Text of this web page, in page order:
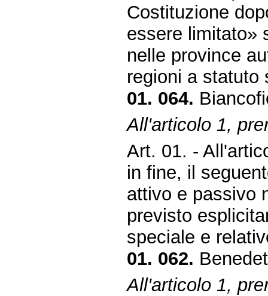
Costituzione
essere limitato»
nelle province
regioni a statuto
01. 064.
All'articolo 1,
Art. 01. -
in fine, il
attivo e passivo
previsto
speciale e
01. 062.
All'articolo 1,